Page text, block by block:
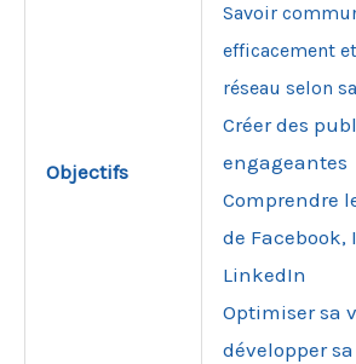
Objectifs
Savoir
efficacement
réseau selon
Créer des
engageantes
Comprendre
de
LinkedIn
Optimiser sa
développer